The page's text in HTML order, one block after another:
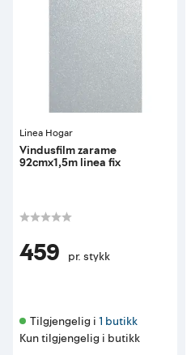
Linea Hogar
Vindusfilm zarame
92cmx1,5m linea fix
459 pr. stykk
Tilgjengelig i 1 butikk
Kun tilgjengelig i butikk